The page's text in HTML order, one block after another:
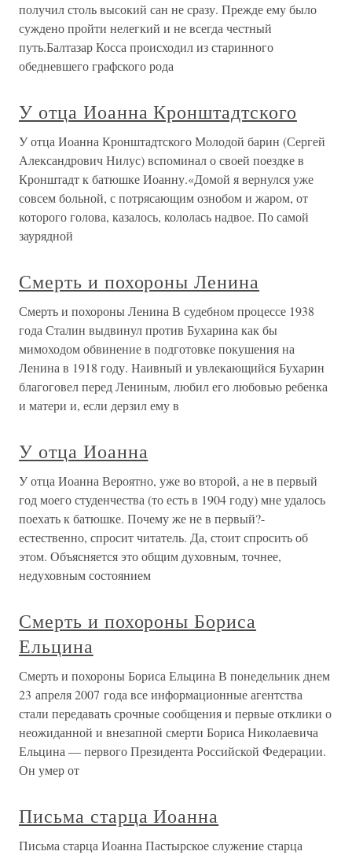
получил столь высокий сан не сразу. Прежде ему было
суждено пройти нелегкий и не всегда честный
путь.Балтазар Косса происходил из старинного
обедневшего графского рода
У отца Иоанна Кронштадтского
У отца Иоанна Кронштадтского Молодой барин (Сергей
Александрович Нилус) вспоминал о своей поездке в
Кронштадт к батюшке Иоанну.«Домой я вернулся уже
совсем больной, с потрясающим ознобом и жаром, от
которого голова, казалось, кололась надвое. По самой
заурядной
Смерть и похороны Ленина
Смерть и похороны Ленина В судебном процессе 1938
года Сталин выдвинул против Бухарина как бы
мимоходом обвинение в подготовке покушения на
Ленина в 1918 году. Наивный и увлекающийся Бухарин
благоговел перед Лениным, любил его любовью ребенка
и матери и, если дерзил ему в
У отца Иоанна
У отца Иоанна Вероятно, уже во второй, а не в первый
год моего студенчества (то есть в 1904 году) мне удалось
поехать к батюшке. Почему же не в первый?-
естественно, спросит читатель. Да, стоит спросить об
этом. Объясняется это общим духовным, точнее,
недуховным состоянием
Смерть и похороны Бориса
Ельцина
Смерть и похороны Бориса Ельцина В понедельник днем
23 апреля 2007 года все информационные агентства
стали передавать срочные сообщения и первые отклики о
неожиданной и внезапной смерти Бориса Николаевича
Ельцина — первого Президента Российской Федерации.
Он умер от
Письма старца Иоанна
Письма старца Иоанна Пастырское служение старца